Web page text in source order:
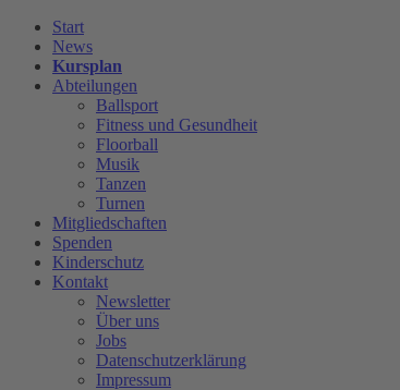
Start
News
Kursplan
Abteilungen
Ballsport
Fitness und Gesundheit
Floorball
Musik
Tanzen
Turnen
Mitgliedschaften
Spenden
Kinderschutz
Kontakt
Newsletter
Über uns
Jobs
Datenschutzerklärung
Impressum